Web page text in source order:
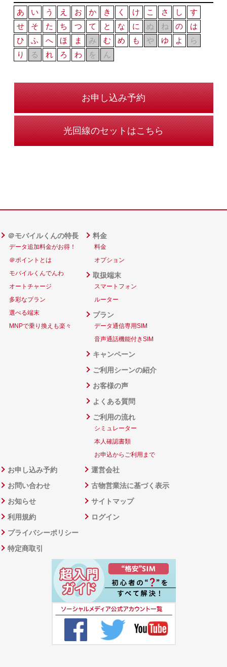
あ
い う え お か き く け こ さ し
す
せ
そ た ち つ て と な に ぬ ね の
は
ひ
ふ へ ほ ま み む め も や ゆ よ
ら
り
る れ ろ わ を ん
お申し込み予約
光回線のセットはこちら
＠モバイルくんの特長
データ追加料金がお得！
＠ポイントとは
モバイルくんでんわ
オートチャージ
多彩なプラン
選べる端末
MNPで乗り換えも楽々
料金
料金
オプション
取扱端末
スマートフォン
ルーター
プラン
データ通信専用SIM
音声通話機能付きSIM
キャンペーン
ご利用シーンの紹介
お客様の声
よくある質問
ご利用の流れ
シミュレーター
本人確認書類
お申込からご利用まで
お申し込み予約
お問い合わせ
お知らせ
利用規約
プライバシーポリシー
特定商取引
運営会社
古物営業法に基づく表示
サイトマップ
ログイン